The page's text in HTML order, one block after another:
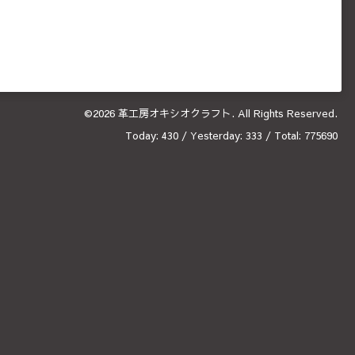
©2026 革工房オキシオクラフト. All Rights Reserved.
Today: 430 / Yesterday: 333 / Total: 775690